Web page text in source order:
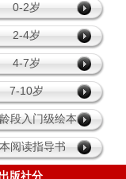
0-2岁
2-4岁
4-7岁
7-10岁
段入门级绘本
阅读指导书
育儿的我
版社分